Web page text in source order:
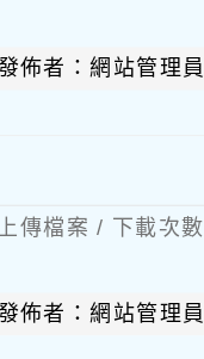
佈者：網站管理員
傳檔案 / 下載次數
佈者：網站管理員